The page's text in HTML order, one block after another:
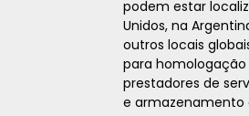
podem estar
Unidos, na
outros locais
para
prestadores de
e armazenamento